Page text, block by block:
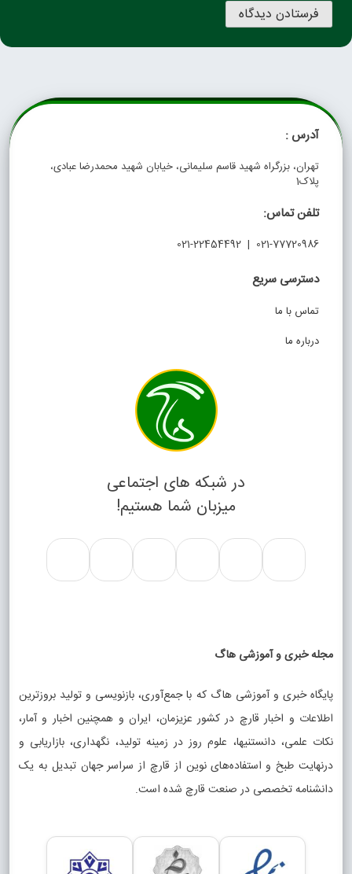
آدرس :
تهران، بزرگراه شهید قاسم سلیمانی، خیابان شهید محمدرضا عبادی،
پلاک1
تلفن تماس:
021-77720986 | 021-22454492
دسترسی سریع
تماس با ما
درباره ما
در شبکه های اجتماعی
میزبان شما هستیم!
مجله خبری و آموزشی هاگ
پایگاه خبری و آموزشی هاگ که با جمع‌آوری، بازنویسی و تولید بروزترین
اطلاعات و اخبار قارچ در کشور عزیزمان، ایران و همچنین اخبار و آمار،
نکات علمی، دانستنیها، علوم روز در زمینه تولید، نگهداری، بازاریابی و
درنهایت طبخ و استفاده‌های نوین از قارچ از سراسر جهان تبدیل به یک
دانشنامه تخصصی در صنعت قارچ شده است.